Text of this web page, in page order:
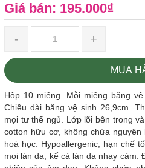
Giá bán: 195.000₫
- +
MUA
Hộp 10 miếng. Mỗi miếng băng
Chiều dài băng vệ sinh 26,9cm.
mọi tư thế ngủ. Lớp lõi bên trong
cotton hữu cơ, không chứa
hoá học. Hypoallergenic, hạn chế
mọi làn da, kể cả làn da nhạy cảm.